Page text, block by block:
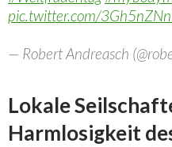
pic.twitter.com/
— Robert Andreasch
Lokale
Harmlosigkeit